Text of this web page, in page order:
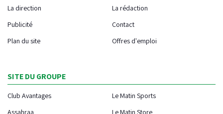
La direction
La rédaction
Publicité
Contact
Plan du site
Offres d'emploi
SITE DU GROUPE
Club Avantages
Le Matin Sports
Assahraa
Le Matin Store